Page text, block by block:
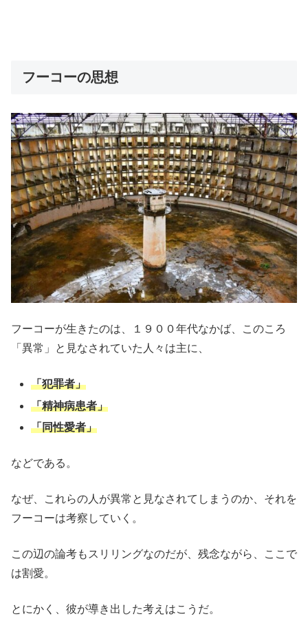
フーコーの思想
フーコーが生きたのは、１９００年代なかば、このころ
「異常」と見なされていた人々は主に、
「犯罪者」
「精神病患者」
「同性愛者」
などである。
なぜ、これらの人が異常と見なされてしまうのか、それを
フーコーは考察していく。
この辺の論考もスリリングなのだが、残念ながら、ここで
は割愛。
とにかく、彼が導き出した考えはこうだ。